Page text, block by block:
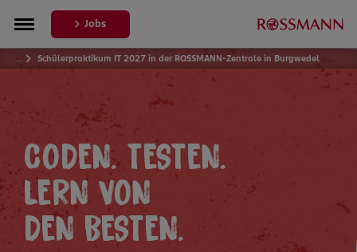
Jobs
… Schülerpraktikum IT 2027 in der ROSSMANN-Zentrale in Burgwedel
CODEN. TESTEN.
LERN VON
DEN BESTEN.